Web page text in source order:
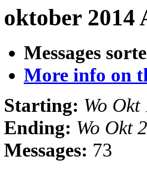
oktober 2014
Messages
More info on
Starting: Wo
Ending: Wo Okt
Messages: 73